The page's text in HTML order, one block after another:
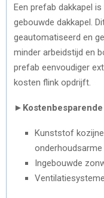
Een prefab dakkapel
gebouwde dakkapel.
geautomatiseerd en
minder arbeidstijd en
prefab eenvoudiger
kosten flink opdrijft.
►
Kunststof
Ingebouwde